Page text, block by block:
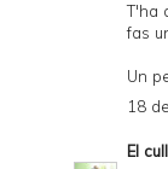
T'ha
fas
Un
18
El